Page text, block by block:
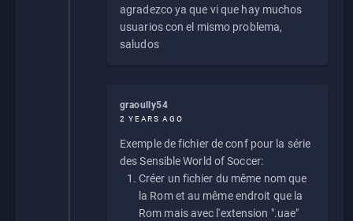
agradezco ya que vi que hay muchos
usuarios con el mismo problema,
saludos
graoully54
2 YEARS AGO
Exemple de fichier de conf pour la série
des Sensible World of Soccer:
Créer un fichier du même nom que
la Rom et au même endroit que la
Rom mais avec l'extension ".uae"